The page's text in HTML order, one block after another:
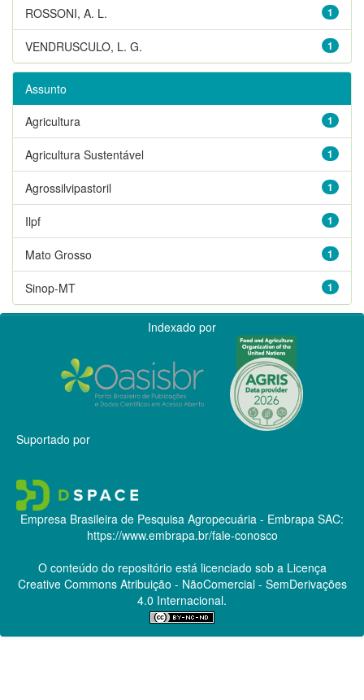
1
ROSSONI, A. L.
1
VENDRUSCULO, L. G.
Assunto
1
Agricultura
1
Agricultura Sustentável
1
Agrossilvipastoril
1
Ilpf
1
Mato Grosso
1
Sinop-MT
Indexado por
Suportado por
Empresa Brasileira de Pesquisa Agropecuária - Embrapa SAC:
https://www.embrapa.br/fale-conosco
O conteúdo do repositório está licenciado sob a Licença
Creative CommonsAtribuição - NãoComercial - SemDerivações
4.0 Internacional.